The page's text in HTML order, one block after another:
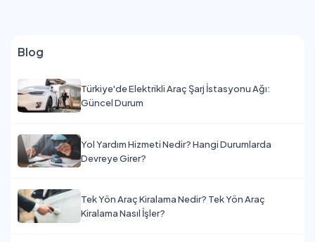
Blog
Türkiye'de Elektrikli Araç Şarj İstasyonu Ağı:
Güncel Durum
Yol Yardım Hizmeti Nedir? Hangi Durumlarda
Devreye Girer?
Tek Yön Araç Kiralama Nedir? Tek Yön Araç
Kiralama Nasıl İşler?